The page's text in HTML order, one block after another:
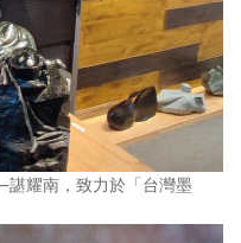
諶耀南，致力於「台灣墨